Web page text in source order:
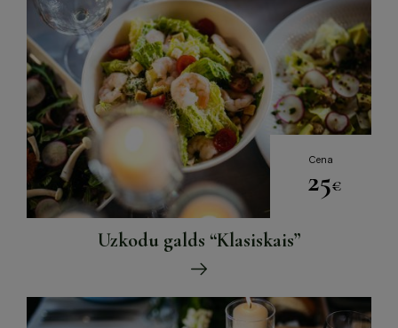
Jaunumi
Dāvanu karte
Galerija
Par mums
Kontakti
BOOK NOW
+371 67840640
info@baltvilla.lv
f
LV
EN
Cena
25€
Uzkodu galds “Klasiskais”